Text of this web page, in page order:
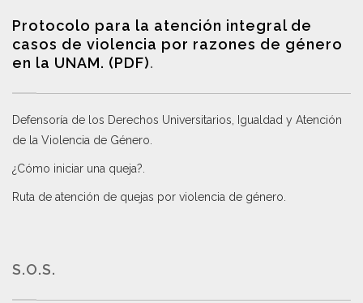
Protocolo para la atención integral de
casos de violencia por razones de género
en la UNAM. (PDF).
Defensoría de los Derechos Universitarios, Igualdad y Atención
de la Violencia de Género
¿Cómo iniciar una queja?
Ruta de atención de quejas por violencia de género
S.O.S.